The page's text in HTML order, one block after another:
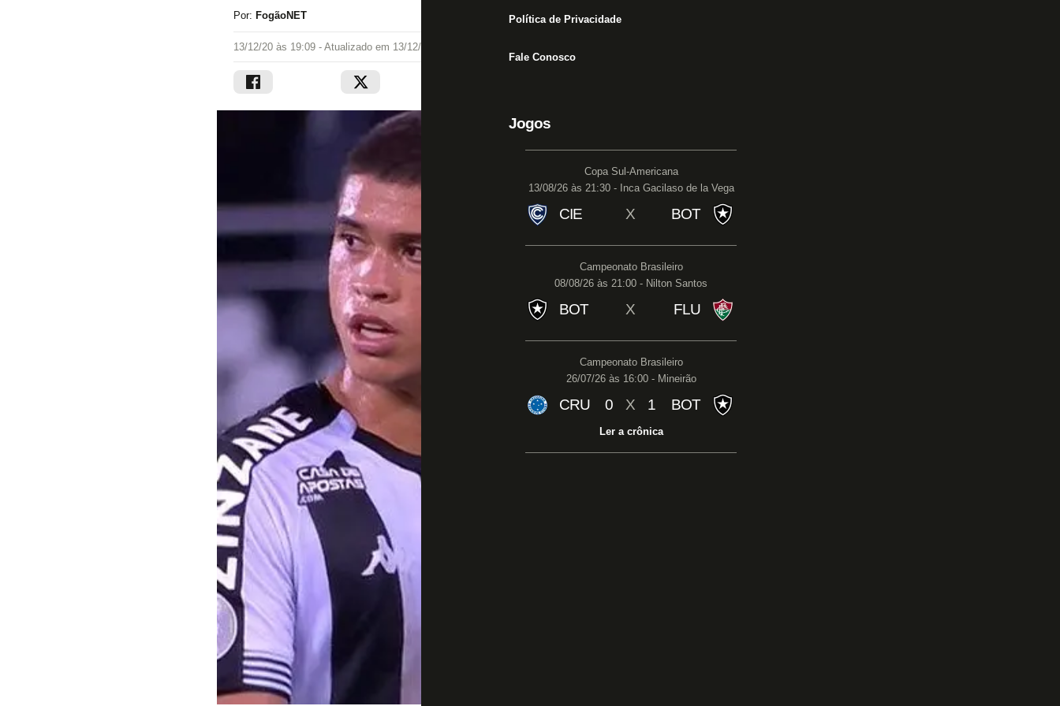
Política de Privacidade
Fale Conosco
Jogos
Copa Sul-Americana
13/08/26 às 21:30 - Inca Gacilaso de la Vega
CIE X BOT
Campeonato Brasileiro
08/08/26 às 21:00 - Nilton Santos
BOT X FLU
Campeonato Brasileiro
26/07/26 às 16:00 - Mineirão
CRU 0 X 1 BOT
Ler a crônica
Por: FogãoNET
13/12/20 às 19:09 - Atualizado em 13/12/20 às 19:32